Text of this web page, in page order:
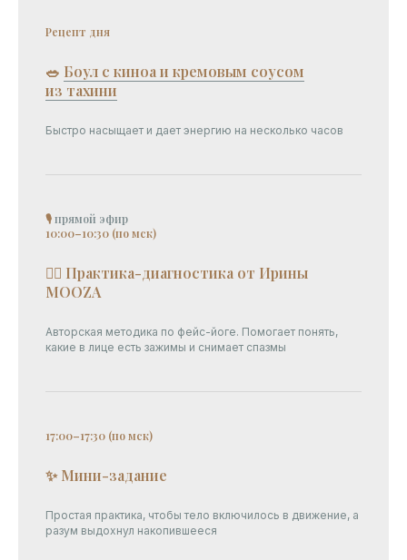
Рецепт дня
🥗 Боул с киноа и кремовым соусом
из тахини
Быстро насыщает и дает энергию на несколько часов
🎙прямой эфир
10:00–10:30 (по мск)
💆‍♀ Практика-диагностика от Ирины
MOOZA
Авторская методика по фейс-йоге. Помогает понять,
какие в лице есть зажимы и снимает спазмы
17:00–17:30 (по мск)
✨ Мини-задание
Простая практика, чтобы тело включилось в движение, а
разум выдохнул накопившееся